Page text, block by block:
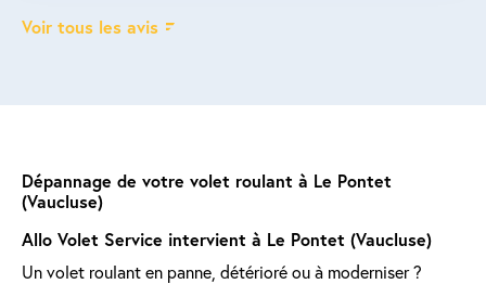
Dépannage de votre volet roulant à Le Pontet
(Vaucluse)
Allo Volet Service intervient à Le Pontet (Vaucluse)
Un volet roulant en panne, détérioré ou à moderniser ?
Voir tous les avis